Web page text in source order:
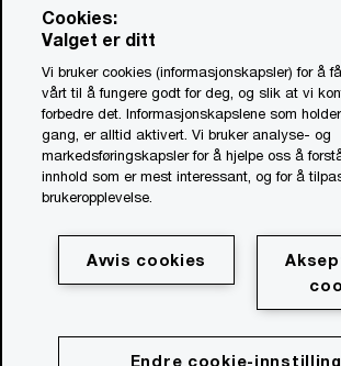
Ansvarsbegrensning
Om utgiver
Standardvilkår
Åpenhetsrapport
Åpenhetsloven PwC (PDF, 0.9 MB)
Personvernerklæring for oppdrag
Personvernerklæring PwC
Cookies:
Valget er ditt
Vi bruker cookies (informasjonskapsler) for å
vårt til å fungere godt for deg, og slik at vi
forbedre det. Informasjonskapslene som
gang, er alltid aktivert. Vi bruker analyse- og
markedsføringskapsler for å hjelpe oss å
innhold som er mest interessant, og for å
brukeropplevelse.
Avvis cookies
Endre cookie-